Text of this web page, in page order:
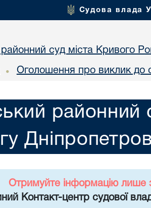
Судова влада
районний суд міста Кривого
• Оголошення про виклик до
районний
Отримуйте інформацію лише
Контакт-центр судової